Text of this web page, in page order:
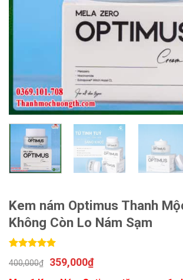
Kem nám Optimus Thanh
Không Còn Lo Nám Sạm
trên 5
dựa trên
400,000₫ 359,000₫